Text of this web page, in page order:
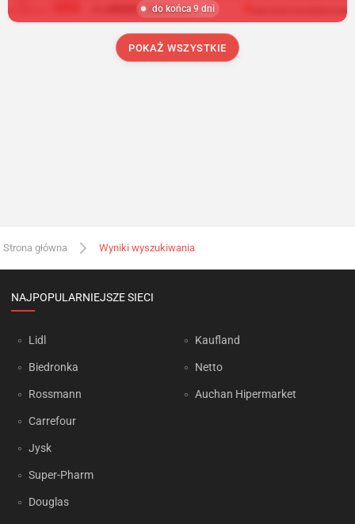
do końca 9 dni
POKAŻ WSZYSTKIE
Strona główna Wyniki wyszukiwania
NAJPOPULARNIEJSZE SIECI
Lidl
Biedronka
Rossmann
Carrefour
Jysk
Super-Pharm
Douglas
Kaufland
Netto
Auchan Hipermarket